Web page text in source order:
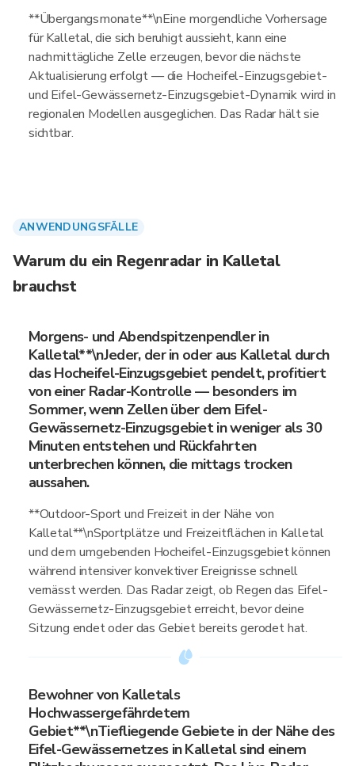
**Übergangsmonate**\nEine morgendliche Vorhersage
für Kalletal, die sich beruhigt aussieht, kann eine
nachmittägliche Zelle erzeugen, bevor die nächste
Aktualisierung erfolgt — die Hocheifel-Einzugsgebiet-
und Eifel-Gewässernetz-Einzugsgebiet-Dynamik wird in
regionalen Modellen ausgeglichen. Das Radar hält sie
sichtbar.
ANWENDUNGSFÄLLE
Warum du ein Regenradar in Kalletal
brauchst
Morgens- und Abendspitzenpendler in
Kalletal**\nJeder, der in oder aus Kalletal durch
das Hocheifel-Einzugsgebiet pendelt, profitiert
von einer Radar-Kontrolle — besonders im
Sommer, wenn Zellen über dem Eifel-
Gewässernetz-Einzugsgebiet in weniger als 30
Minuten entstehen und Rückfahrten
unterbrechen können, die mittags trocken
aussahen.
**Outdoor-Sport und Freizeit in der Nähe von
Kalletal**\nSportplätze und Freizeitflächen in Kalletal
und dem umgebenden Hocheifel-Einzugsgebiet können
während intensiver konvektiver Ereignisse schnell
vernässt werden. Das Radar zeigt, ob Regen das Eifel-
Gewässernetz-Einzugsgebiet erreicht, bevor deine
Sitzung endet oder das Gebiet bereits gerodet hat.
Bewohner von Kalletals
Hochwassergefährdetem
Gebiet**\nTiefliegende Gebiete in der Nähe des
Eifel-Gewässernetzes in Kalletal sind einem